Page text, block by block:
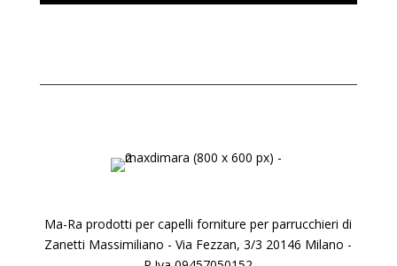
Ma-Ra prodotti per capelli forniture per parrucchieri di
Zanetti Massimiliano - Via Fezzan, 3/3 20146 Milano -